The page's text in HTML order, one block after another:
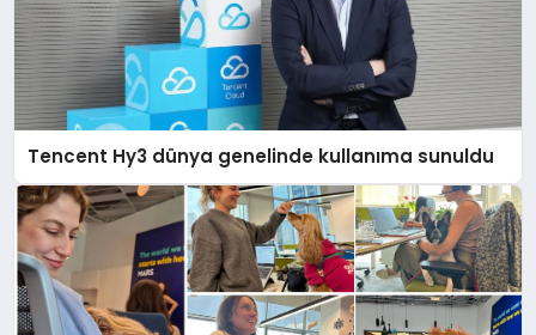
Tencent Hy3 dünya genelinde kullanıma sunuldu